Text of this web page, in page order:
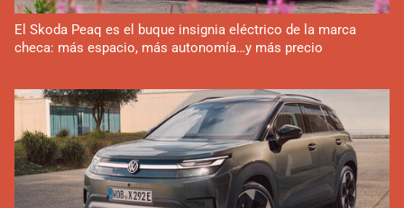
El Skoda Peaq es el buque insignia eléctrico de la marca
checa: más espacio, más autonomía…y más precio